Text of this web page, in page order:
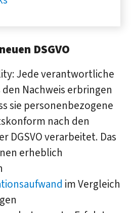
DSGVO
Jede verantwortliche
Nachweis erbringen
sie personenbezogene
nach den
DGSVO verarbeitet. Das
erheblich
im Vergleich